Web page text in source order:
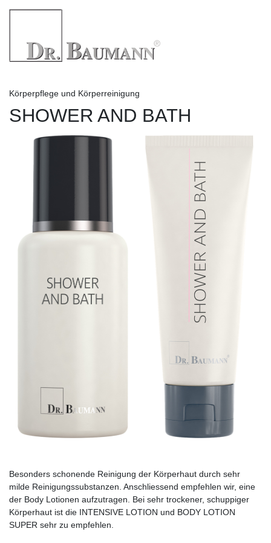
Körperpflege und Körperreinigung
SHOWER AND BATH
Besonders schonende Reinigung der Körperhaut durch sehr
milde Reinigungssubstanzen. Anschliessend empfehlen wir, eine
der Body Lotionen aufzutragen. Bei sehr trockener, schuppiger
Körperhaut ist die INTENSIVE LOTION und BODY LOTION
SUPER sehr zu empfehlen.